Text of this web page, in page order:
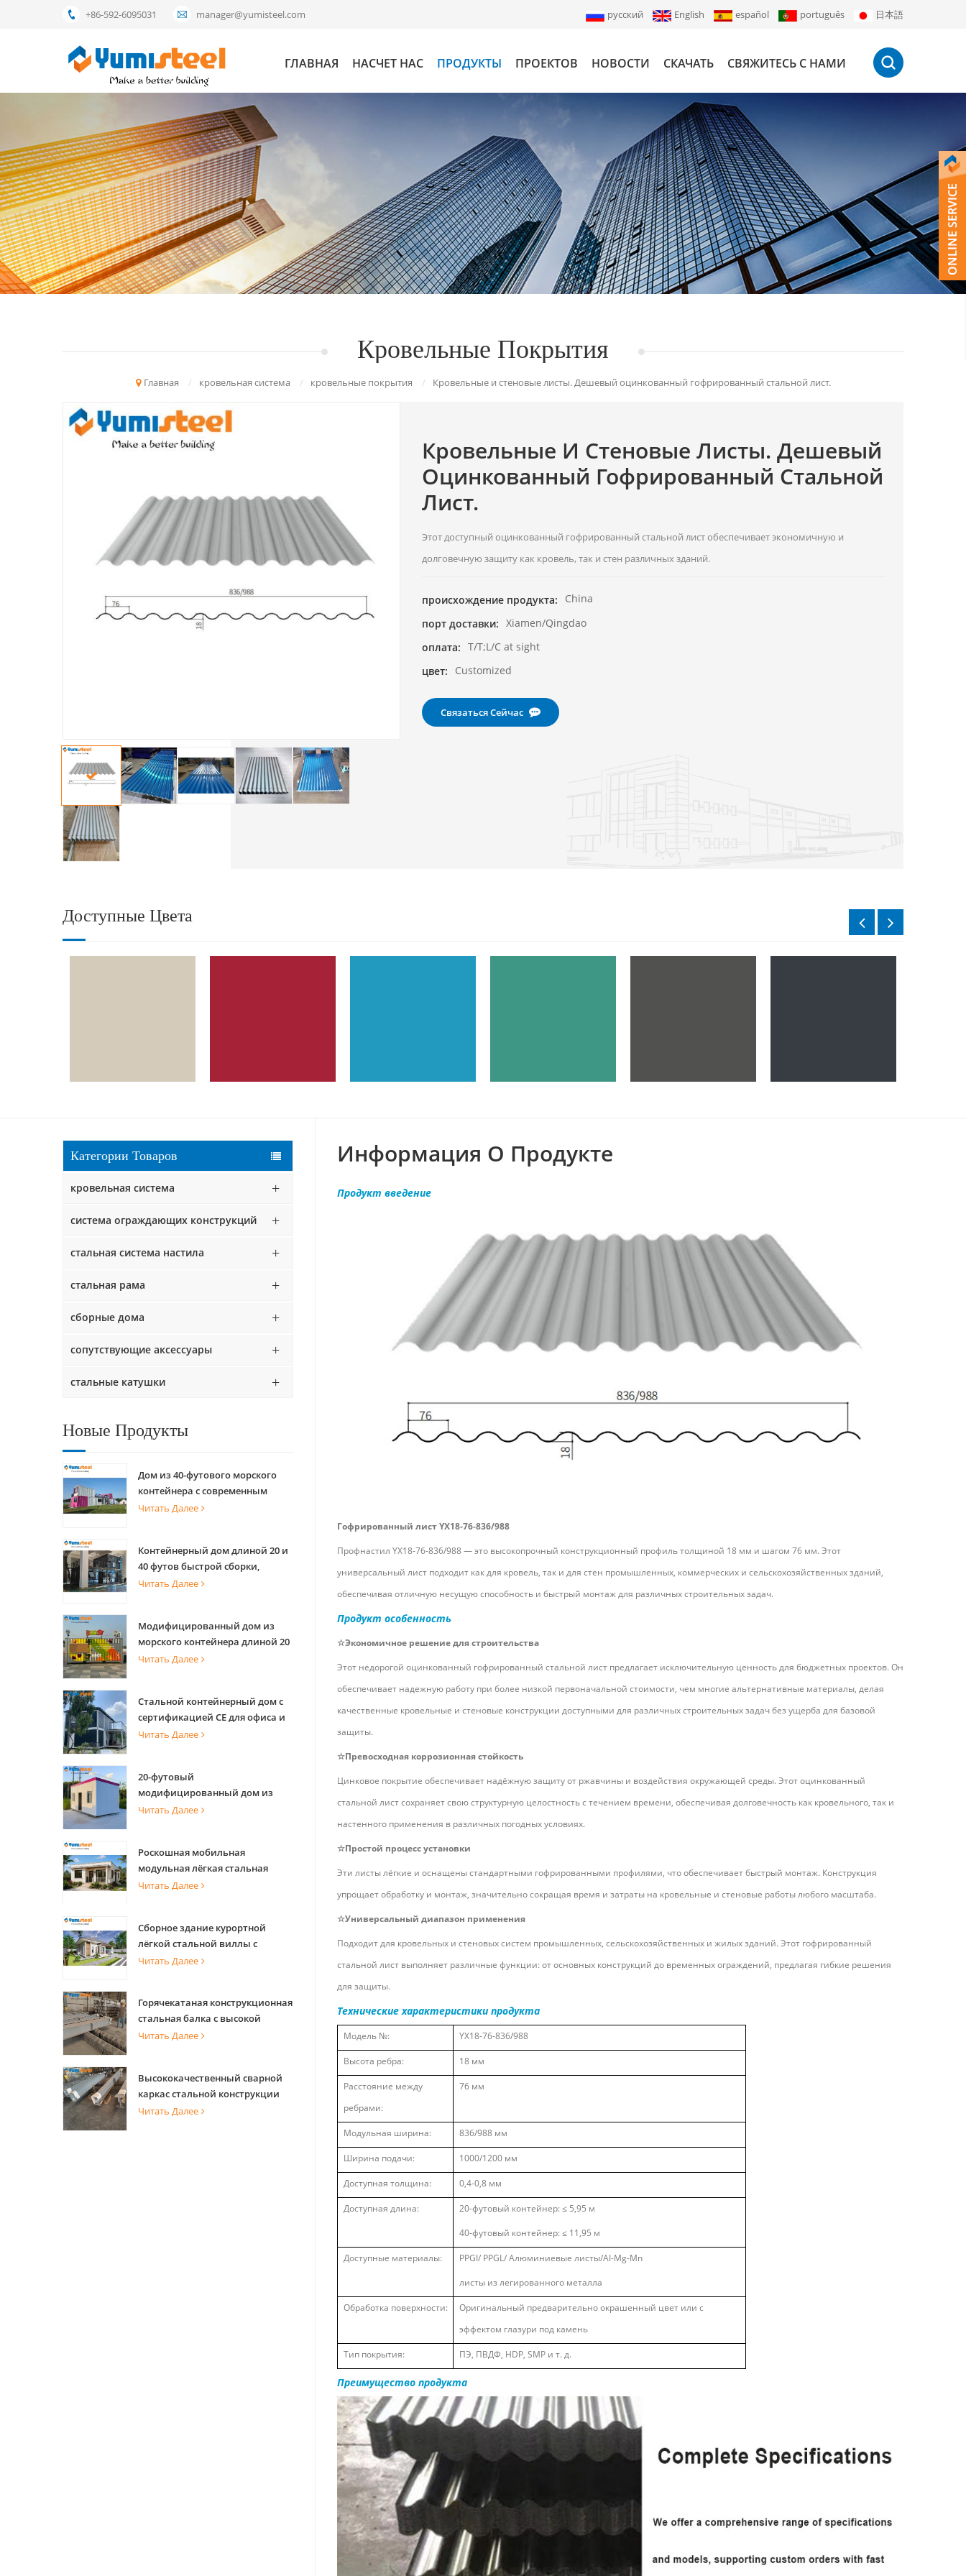
+86-592-6095031 manager@yumisteel.com русский English español português 日本語
ГЛАВНАЯ НАСЧЕТ НАС ПРОДУКТЫ ПРОЕКТОВ НОВОСТИ СКАЧАТЬ СВЯЖИТЕСЬ С НАМИ
Кровельные Покрытия
Главная / кровельная система / кровельные покрытия / Кровельные и стеновые листы. Дешевый оцинкованный гофрированный стальной лист.
Кровельные И Стеновые Листы. Дешевый
Оцинкованный Гофрированный Стальной
Лист.
Этот доступный оцинкованный гофрированный стальной лист обеспечивает экономичную и
долговечную защиту как кровель, так и стен различных зданий.
происхождение продукта:
China
порт доставки: Xiamen/Qingdao
оплата: T/T;L/C at sight
цвет:
Customized
Связаться Сейчас
Доступные Цвета
Категории Товаров
кровельная система
система ограждающих конструкций
стальная система настила
стальная рама
сборные дома
сопутствующие аксессуары
стальные катушки
Новые Продукты
Дом из 40-футового морского
контейнера с современным
дизайном для коммерческого
Читать Далее
Контейнерный дом длиной 20 и
40 футов быстрой сборки,
сборный дом для проживания
Читать Далее
Модифицированный дом из
морского контейнера длиной 20
футов для креативной кофейни,
Читать Далее
Стальной контейнерный дом с
сертификацией CE для офиса и
проживания
Читать Далее
20-футовый
модифицированный дом из
морского контейнера для
Читать Далее
Роскошная мобильная
модульная лёгкая стальная
вилла со стальной
Читать Далее
Сборное здание курортной
лёгкой стальной виллы с
теплицей
Читать Далее
Горячекатаная конструкционная
стальная балка с высокой
несущей способностью для
Читать Далее
Высококачественный сварной
каркас стальной конструкции
для строительства здания
Читать Далее
Информация О Продукте
Продукт введение
Гофрированный лист YX18-76-836/988
Профнастил YX18-76-836/988 — это высокопрочный конструкционный профиль толщиной 18 мм и шагом 76 мм. Этот
универсальный лист подходит как для кровель, так и для стен промышленных, коммерческих и сельскохозяйственных зданий,
обеспечивая отличную несущую способность и быстрый монтаж для различных строительных задач.
Продукт особенность
☆Экономичное решение для строительства
Этот недорогой оцинкованный гофрированный стальной лист предлагает исключительную ценность для бюджетных проектов. Он
обеспечивает надежную работу при более низкой первоначальной стоимости, чем многие альтернативные материалы, делая
качественные кровельные и стеновые конструкции доступными для различных строительных задач без ущерба для базовой
защиты.
☆Превосходная коррозионная стойкость
Цинковое покрытие обеспечивает надёжную защиту от ржавчины и воздействия окружающей среды. Этот оцинкованный
стальной лист сохраняет свою структурную целостность с течением времени, обеспечивая долговечность как кровельного, так и
настенного применения в различных погодных условиях.
☆Простой процесс установки
Эти листы лёгкие и оснащены стандартными гофрированными профилями, что обеспечивает быстрый монтаж. Конструкция
упрощает обработку и монтаж, значительно сокращая время и затраты на кровельные и стеновые работы любого масштаба.
☆Универсальный диапазон применения
Подходит для кровельных и стеновых систем промышленных, сельскохозяйственных и жилых зданий. Этот гофрированный
стальной лист выполняет различные функции: от основных конструкций до временных ограждений, предлагая гибкие решения
для защиты.
Технические характеристики продукта
Модель №: YX18-76-836/988
Высота ребра: 18 мм
Расстояние между
ребрами:
76 мм
Модульная ширина: 836/988 мм
Ширина подачи: 1000/1200 мм
Доступная толщина: 0,4-0,8 мм
Доступная длина: 20-футовый контейнер:≤ 5,95 м
40-футовый контейнер:≤ 11,95 м
Доступные материалы:
PPGI/ PPGL/ Алюминиевые листы/AI-Mg-Mn
листы из легированного металла
Обработка поверхности:
Оригинальный предварительно окрашенный цвет или с
эффектом глазури под камень
Тип покрытия: ПЭ, ПВДФ, HDP, SMP и т. д.
Преимущество продукта